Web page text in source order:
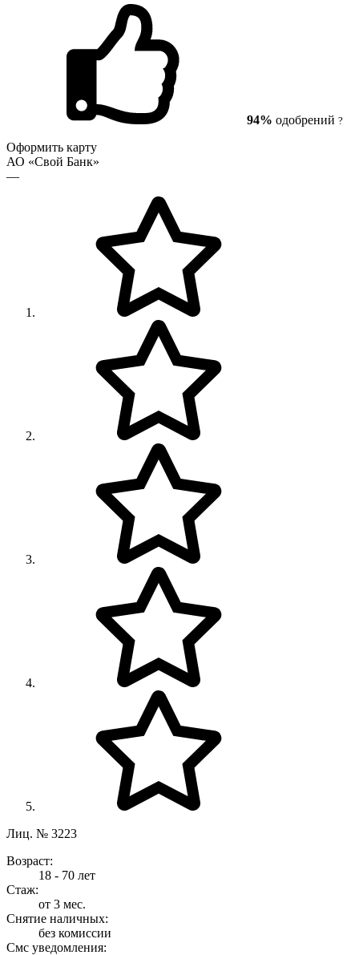
94% одобрений ?
Оформить карту
АО «Свой Банк»
—
Лиц. № 3223
Возраст:
18 - 70 лет
Стаж:
от 3 мес.
Снятие наличных:
без комиссии
Смс уведомления: